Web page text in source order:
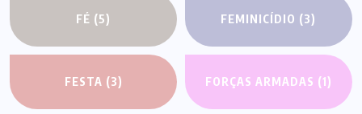
FÉ (5) FEMINICÍDIO (3)
FESTA (3) FORÇAS ARMADAS (1)